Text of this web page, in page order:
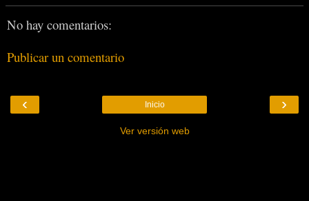
No hay comentarios:
Publicar un comentario
‹ ›
Inicio
Ver versión web